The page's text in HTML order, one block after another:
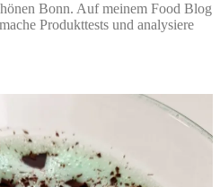
Bonn. Auf meinem Food Blog
Produkttests und analysiere